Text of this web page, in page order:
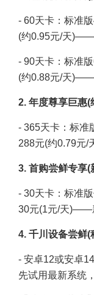
- 60天卡：标准
(约0.95元/天)——
- 90天卡：标准
(约0.88元/天)——
2. 年度尊享巨惠(
- 365天卡：标准
288元(约0.79元
3. 首购尝鲜专享(
- 30天卡：标准
30元(1元/天)——
4. 千川设备尝鲜(
- 安卓12或安卓
先试用最新系统